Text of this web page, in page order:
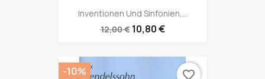
Inventionen Und Sinfonien,...
12,00 € 10,80 €
-10% favorite_border